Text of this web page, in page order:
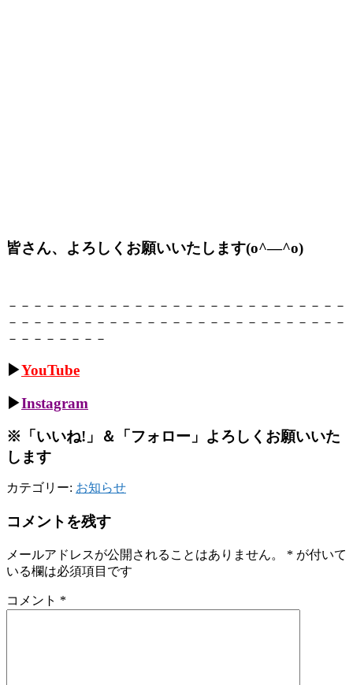
皆さん、よろしくお願いいたします(o^―^o)
－－－－－－－－－－－－－－－－－－－－－－－－－－－
－－－－－－－－－－－－－－－－－－－－－－－－－－－
－－－－－－－－
▶YouTube
▶Instagram
※「いいね!」＆「フォロー」よろしくお願いいた
します
カテゴリー: お知らせ
コメントを残す
メールアドレスが公開されることはありません。 * が付いて
いる欄は必須項目です
コメント *